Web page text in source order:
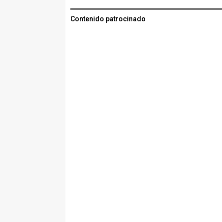
Contenido patrocinado